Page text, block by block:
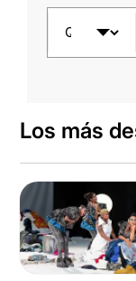
Los más